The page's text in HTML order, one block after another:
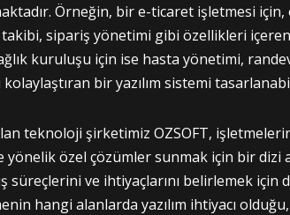
Örneğin, bir e-ticaret işletmesi için,
sipariş yönetimi gibi özellikleri içeren
kuruluşu için ise hasta yönetimi,
bir yazılım sistemi
teknoloji şirketimiz OZSOFT,
özel çözümler sunmak için bir dizi
süreçlerini ve ihtiyaçlarını belirlemek için
hangi alanlarda yazılım ihtiyacı